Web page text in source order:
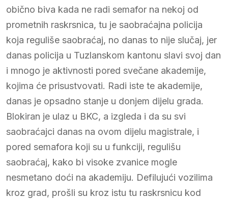
obično biva kada ne radi semafor na nekoj od
prometnih raskrsnica, tu je saobraćajna policija
koja reguliše saobraćaj, no danas to nije slučaj, jer
danas policija u Tuzlanskom kantonu slavi svoj dan
i mnogo je aktivnosti pored svečane akademije,
kojima će prisustvovati. Radi iste te akademije,
danas je opsadno stanje u donjem dijelu grada.
Blokiran je ulaz u BKC, a izgleda i da su svi
saobraćajci danas na ovom dijelu magistrale, i
pored semafora koji su u funkciji, regulišu
saobraćaj, kako bi visoke zvanice mogle
nesmetano doći na akademiju. Defilujući vozilima
kroz grad, prošli su kroz istu tu raskrsnicu kod